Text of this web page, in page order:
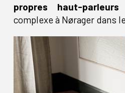
propres haut-parleurs
complexe à Nørager dans